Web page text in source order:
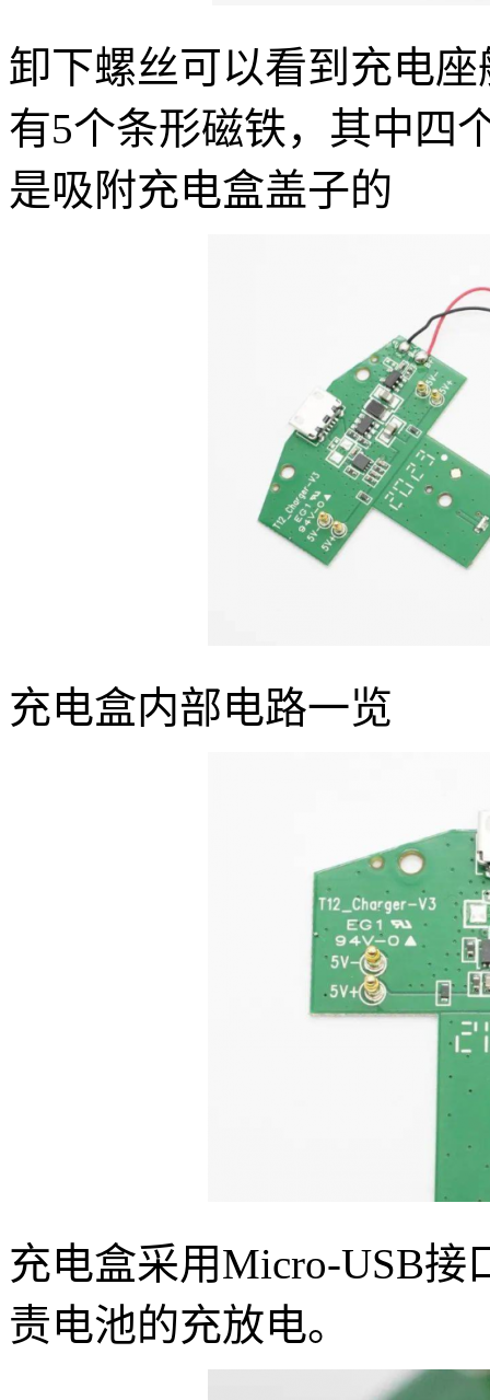
卸下螺丝可以看到充电
有5个条形磁铁，其中四
是吸附充电盒盖子的
充电盒内部电路一览
充电盒采用Micro-USB
责电池的充放电。